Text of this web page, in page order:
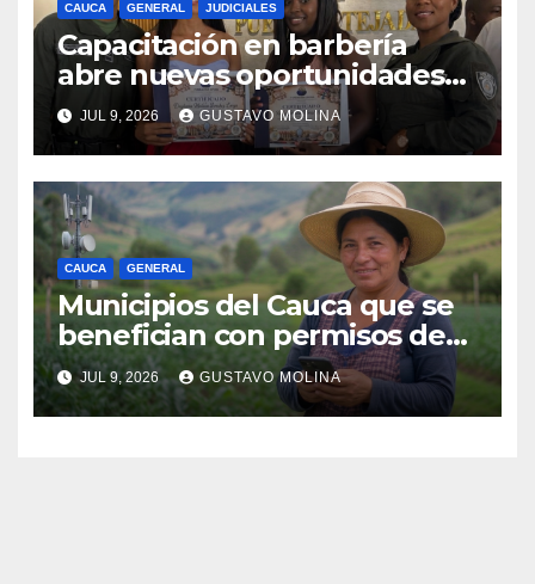
CAUCA GENERAL JUDICIALES
Capacitación en barbería
abre nuevas oportunidades
para los jóvenes de Puerto
Tejada, Cauca
JUL 9, 2026 GUSTAVO MOLINA
CAUCA GENERAL
Municipios del Cauca que se
benefician con permisos de
uso de la banda de 900 MHz.
para conectividad digital
JUL 9, 2026 GUSTAVO MOLINA